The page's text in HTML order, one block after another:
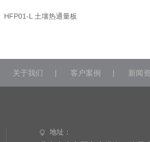
HFP01-L 土壤热通量板
关于我们 | 客户案例 | 新闻
地址：